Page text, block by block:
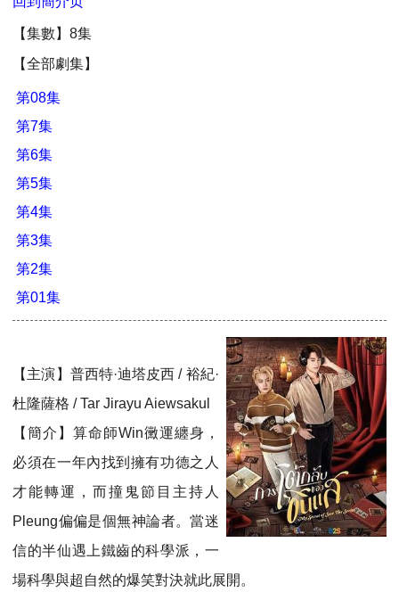
【集數】8集
【全部劇集】
第08集
第7集
第6集
第5集
第4集
第3集
第2集
第01集
【主演】普西特·迪塔皮西 / 裕紀·
杜隆薩格 / Tar Jirayu Aiewsakul
【簡介】算命師Win黴運纏身，
必須在一年內找到擁有功德之人
才能轉運，而撞鬼節目主持人
Pleung偏偏是個無神論者。當迷
信的半仙遇上鐵齒的科學派，一
場科學與超自然的爆笑對決就此展開。